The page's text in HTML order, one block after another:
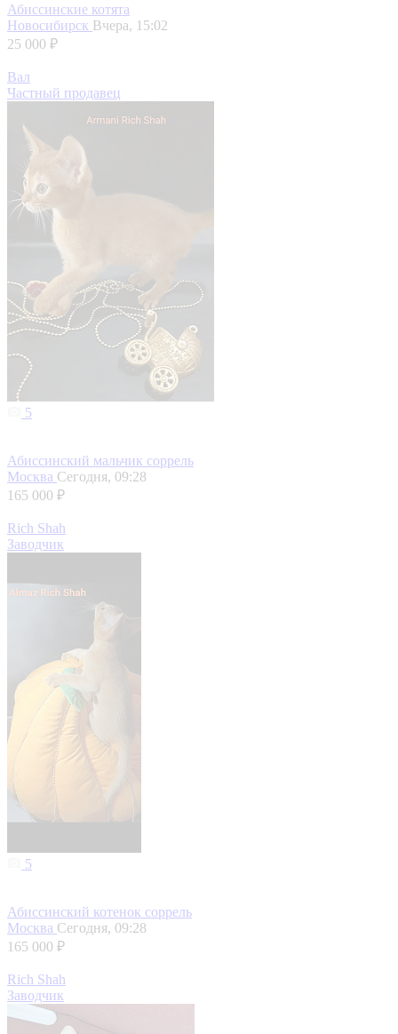
Абиссинские котята
Новосибирск Вчера, 15:02
25 000 ₽
Вал
Частный продавец
5
Абиссинский мальчик соррель
Москва Сегодня, 09:28
165 000 ₽
Rich Shah
Заводчик
5
Абиссинский котенок соррель
Москва Сегодня, 09:28
165 000 ₽
Rich Shah
Заводчик